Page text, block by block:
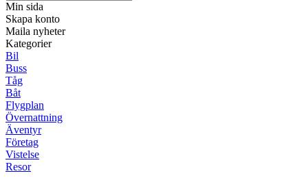
Min sida
Skapa konto
Maila nyheter
Kategorier
Bil
Buss
Tåg
Båt
Flygplan
Övernattning
Äventyr
Företag
Vistelse
Resor